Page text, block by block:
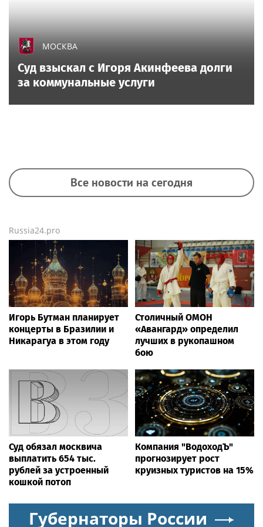
МОСКВА
Суд взыскал с Игоря Акинфеева долги
за коммунальные услуги
Все новости на сегодня
Russia24.pro
Игорь Бутман планирует
концерты в Бразилии и
Никарагуа в этом году
Столичный ОМОН
«Авангард» определил
лучших в рукопашном
бою
Суд обязал москвича
выплатить 654 тыс.
рублей за устроенный
кошкой потоп
Компания "ВодоходЪ"
прогнозирует рост
круизных туристов на 15%
Губернаторы России